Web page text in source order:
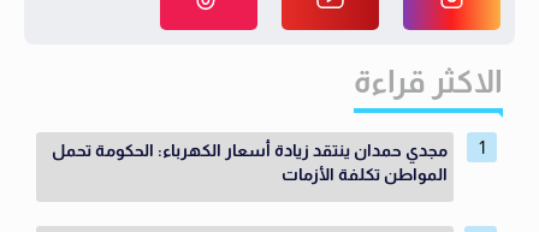
الاكثر قراءة
مجدي حمدان ينتقد زيادة أسعار الكهرباء: الحكومة تحمل
المواطن تكلفة الأزمات